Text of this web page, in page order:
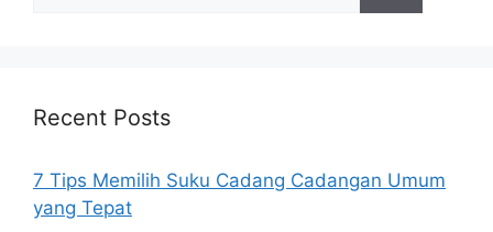
Recent Posts
7 Tips Memilih Suku Cadang Cadangan Umum
yang Tepat